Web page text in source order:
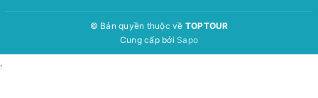
© Bản quyền thuộc về TOPTOUR
Cung cấp bởi Sapo
.